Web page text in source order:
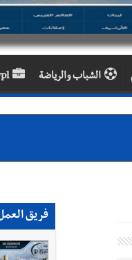
الشباب والرياضة
فريق